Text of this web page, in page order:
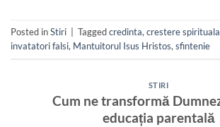
Posted inStiri Taggedcredinta, crestere spirituala
invatatori falsi, Mantuitorul Isus Hristos, sfintenie
STIRI
Cum ne transformă
educația parentală